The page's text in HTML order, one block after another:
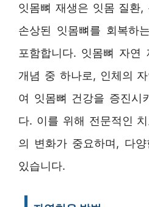
잇몸뼈 재생은 잇몸 질환,
손상된 잇몸뼈를 회복하
포함합니다. 잇몸뼈 자연
개념 중 하나로, 인체의
여 잇몸뼈 건강을 증진시
다. 이를 위해 전문적인
의 변화가 중요하며, 다
있습니다.